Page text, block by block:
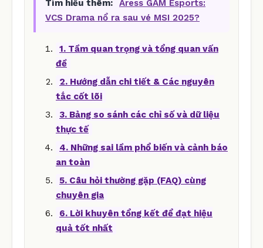
Tìm hiểu thêm:
Aress GAM Esports:
VCS Drama nổ ra sau vé MSI 2025?
1. Tầm quan trọng và tổng quan vấn
đề
2. Hướng dẫn chi tiết & Các nguyên
tắc cốt lõi
3. Bảng so sánh các chỉ số và dữ liệu
thực tế
4. Những sai lầm phổ biến và cảnh báo
an toàn
5. Câu hỏi thường gặp (FAQ) cùng
chuyên gia
6. Lời khuyên tổng kết để đạt hiệu
quả tốt nhất